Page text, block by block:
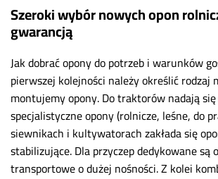
Szeroki wybór nowych opon
gwarancją
Jak dobrać oponydo potrzeb i warunków
pierwszej kolejności należy określić rodzaj
montujemy opony. Do traktorów nadają
specjalistyczne opony (rolnicze, leśne, do
siewnikach i kultywatorach zakłada się
stabilizujące. Dla przyczep dedykowane są
transportowe o dużej nośności. Z kolei